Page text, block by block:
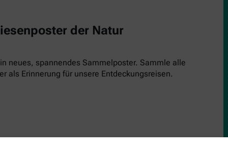
der Natur
neues, spannendes Sammelposter. Sammle alle
als Erinnerung für unsere Entdeckungsreisen.